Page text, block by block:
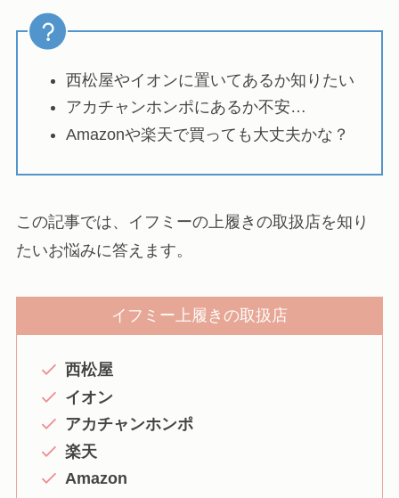
西松屋やイオンに置いてあるか知りたい
アカチャンホンポにあるか不安…
Amazonや楽天で買っても大丈夫かな？
この記事では、イフミーの上履きの取扱店を知り
たいお悩みに答えます。
イフミー上履きの取扱店
西松屋
イオン
アカチャンホンポ
楽天
Amazon